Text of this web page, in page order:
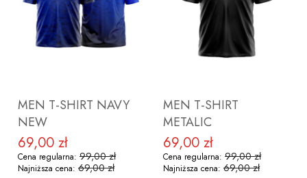
ZOBACZ PRODUKT ZOBACZ PRODUKT
MEN T-SHIRT NAVY
NEW
Cena promocyjna
69,00 zł
Cena regularna: 99,00 zł
Najniższa cena: 69,00 zł
MEN T-SHIRT
METALIC
Cena promocyjna
69,00 zł
Cena regularna: 99,00 zł
Najniższa cena: 69,00 zł